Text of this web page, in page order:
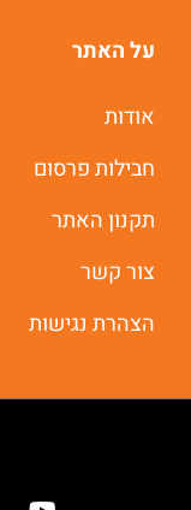
על האתר
אודות
חבילות פרסום
תקנון האתר
צור קשר
הצהרת נגישות